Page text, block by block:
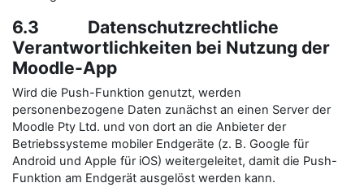
6.3 Datenschutzrechtliche
Verantwortlichkeiten bei Nutzung der
Moodle-App
Wird die Push-Funktion genutzt, werden
personenbezogene Daten zunächst an einen Server der
Moodle Pty Ltd. und von dort an die Anbieter der
Betriebssysteme mobiler Endgeräte (z. B. Google für
Android und Apple für iOS) weitergeleitet, damit die Push-
Funktion am Endgerät ausgelöst werden kann.